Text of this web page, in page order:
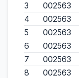
3
002563
4
002563
5
002563
6
002563
7
002563
8
002563